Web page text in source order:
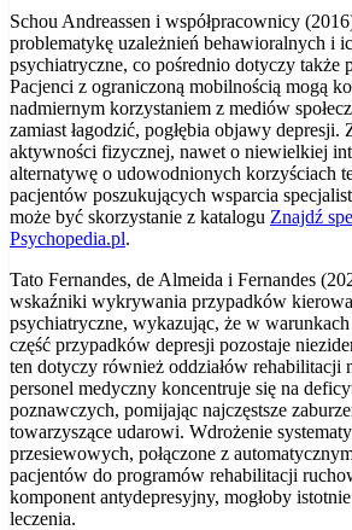
Schou Andreassen i współpracownicy
problematykę uzależnień behawioralnych i
psychiatryczne, co pośrednio dotyczy także
Pacjenci z ograniczoną mobilnością mogą
nadmiernym korzystaniem z mediów
zamiast łagodzić, pogłębia objawy depresji.
aktywności fizycznej, nawet o niewielkiej
alternatywę o udowodnionych korzyściach
pacjentów poszukujących wsparcia
może być skorzystanie z katalogu Znajdź
Psychopedia.pl.
Tato Fernandes, de Almeida i Fernandes
wskaźniki wykrywania przypadków
psychiatryczne, wykazując, że w
część przypadków depresji pozostaje
ten dotyczy również oddziałów rehabilitacji
personel medyczny koncentruje się na
poznawczych, pomijając najczęstsze
towarzyszące udarowi. Wdrożenie
przesiewowych, połączone z
pacjentów do programów rehabilitacji
komponent antydepresyjny, mogłoby
leczenia.